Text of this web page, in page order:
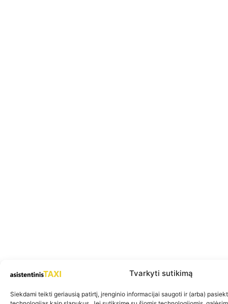
Tvarkyti sutikimą
Siekdami teikti geriausią patirtį, įrenginio informacijai saugoti ir (arba)